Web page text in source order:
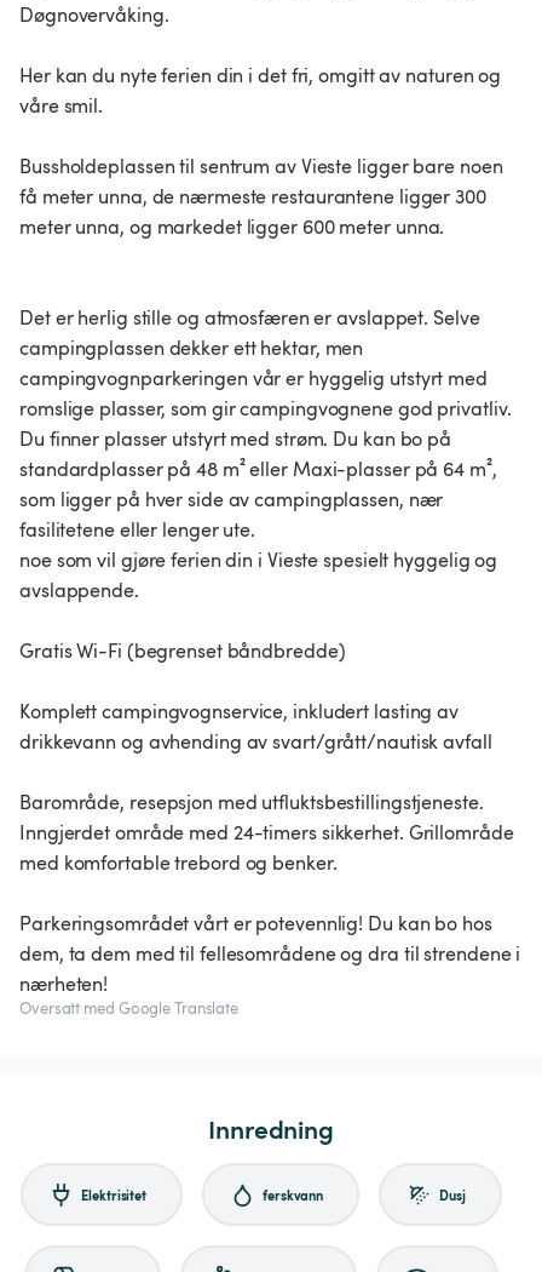
Døgnovervåking.
Her kan du nyte ferien din i det fri, omgitt av naturen og
våre smil.
Bussholdeplassen til sentrum av Vieste ligger bare noen
få meter unna, de nærmeste restaurantene ligger 300
meter unna, og markedet ligger 600 meter unna.
Det er herlig stille og atmosfæren er avslappet. Selve
campingplassen dekker ett hektar, men
campingvognparkeringen vår er hyggelig utstyrt med
romslige plasser, som gir campingvognene god privatliv.
Du finner plasser utstyrt med strøm. Du kan bo på
standardplasser på 48 m² eller Maxi-plasser på 64 m²,
som ligger på hver side av campingplassen, nær
fasilitetene eller lenger ute.
noe som vil gjøre ferien din i Vieste spesielt hyggelig og
avslappende.
Gratis Wi-Fi (begrenset båndbredde)
Komplett campingvognservice, inkludert lasting av
drikkevann og avhending av svart/grått/nautisk avfall
Barområde, resepsjon med utfluktsbestillingstjeneste.
Inngjerdet område med 24-timers sikkerhet. Grillområde
med komfortable trebord og benker.
Parkeringsområdet vårt er potevennlig! Du kan bo hos
dem, ta dem med til fellesområdene og dra til strendene i
Oversatt med Google Translate
Innredning
Elektrisitet ferskvann Dusj